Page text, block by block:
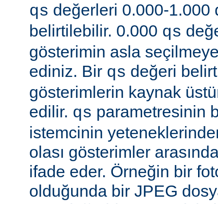
qs değerleri 0.000-1.000
belirtilebilir. 0.000 qs
gösterimin asla
ediniz. Bir qs değeri
gösterimlerin kaynak
edilir. qs parametresinin
istemcinin
olası gösterimler
ifade eder. Örneğin bir
olduğunda bir JPEG